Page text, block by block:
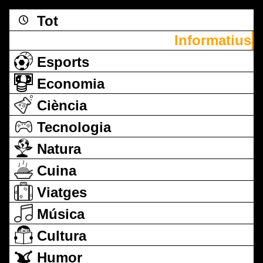
Tot
Informatius
Esports
Economia
Ciència
Tecnologia
Natura
Cuina
Viatges
Música
Cultura
Humor